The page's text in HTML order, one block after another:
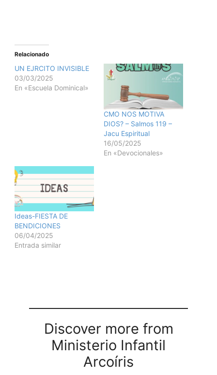
Relacionado
UN EJRCITO INVISIBLE
03/03/2025
En «Escuela Dominical»
CMO NOS MOTIVA
DIOS? – Salmos 119 –
Jacu Espiritual
16/05/2025
En «Devocionales»
Ideas-FIESTA DE
BENDICIONES
06/04/2025
Entrada similar
Discover more from
Ministerio Infantil
Arcoíris